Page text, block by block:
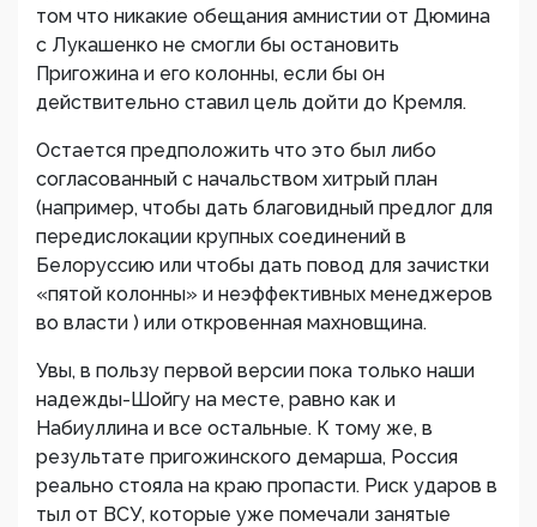
том что никакие обещания амнистии от Дюмина
с Лукашенко не смогли бы остановить
Пригожина и его колонны, если бы он
действительно ставил цель дойти до Кремля.
Остается предположить что это был либо
согласованный с начальством хитрый план
(например, чтобы дать благовидный предлог для
передислокации крупных соединений в
Белоруссию или чтобы дать повод для зачистки
«пятой колонны» и неэффективных менеджеров
во власти ) или откровенная махновщина.
Увы, в пользу первой версии пока только наши
надежды-Шойгу на месте, равно как и
Набиуллина и все остальные. К тому же, в
результате пригожинского демарша, Россия
реально стояла на краю пропасти. Риск ударов в
тыл от ВСУ, которые уже помечали занятые